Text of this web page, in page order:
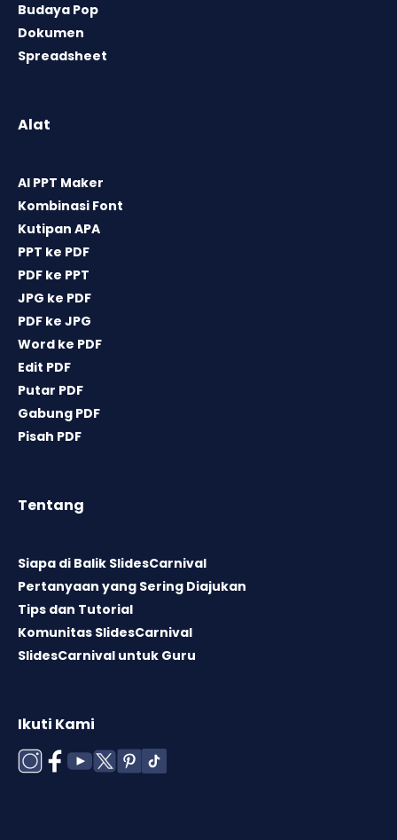
Budaya Pop
Dokumen
Spreadsheet
Alat
AI PPT Maker
Kombinasi Font
Kutipan APA
PPT ke PDF
PDF ke PPT
JPG ke PDF
PDF ke JPG
Word ke PDF
Edit PDF
Putar PDF
Gabung PDF
Pisah PDF
Tentang
Siapa di Balik SlidesCarnival
Pertanyaan yang Sering Diajukan
Tips dan Tutorial
Komunitas SlidesCarnival
SlidesCarnival untuk Guru
Ikuti Kami